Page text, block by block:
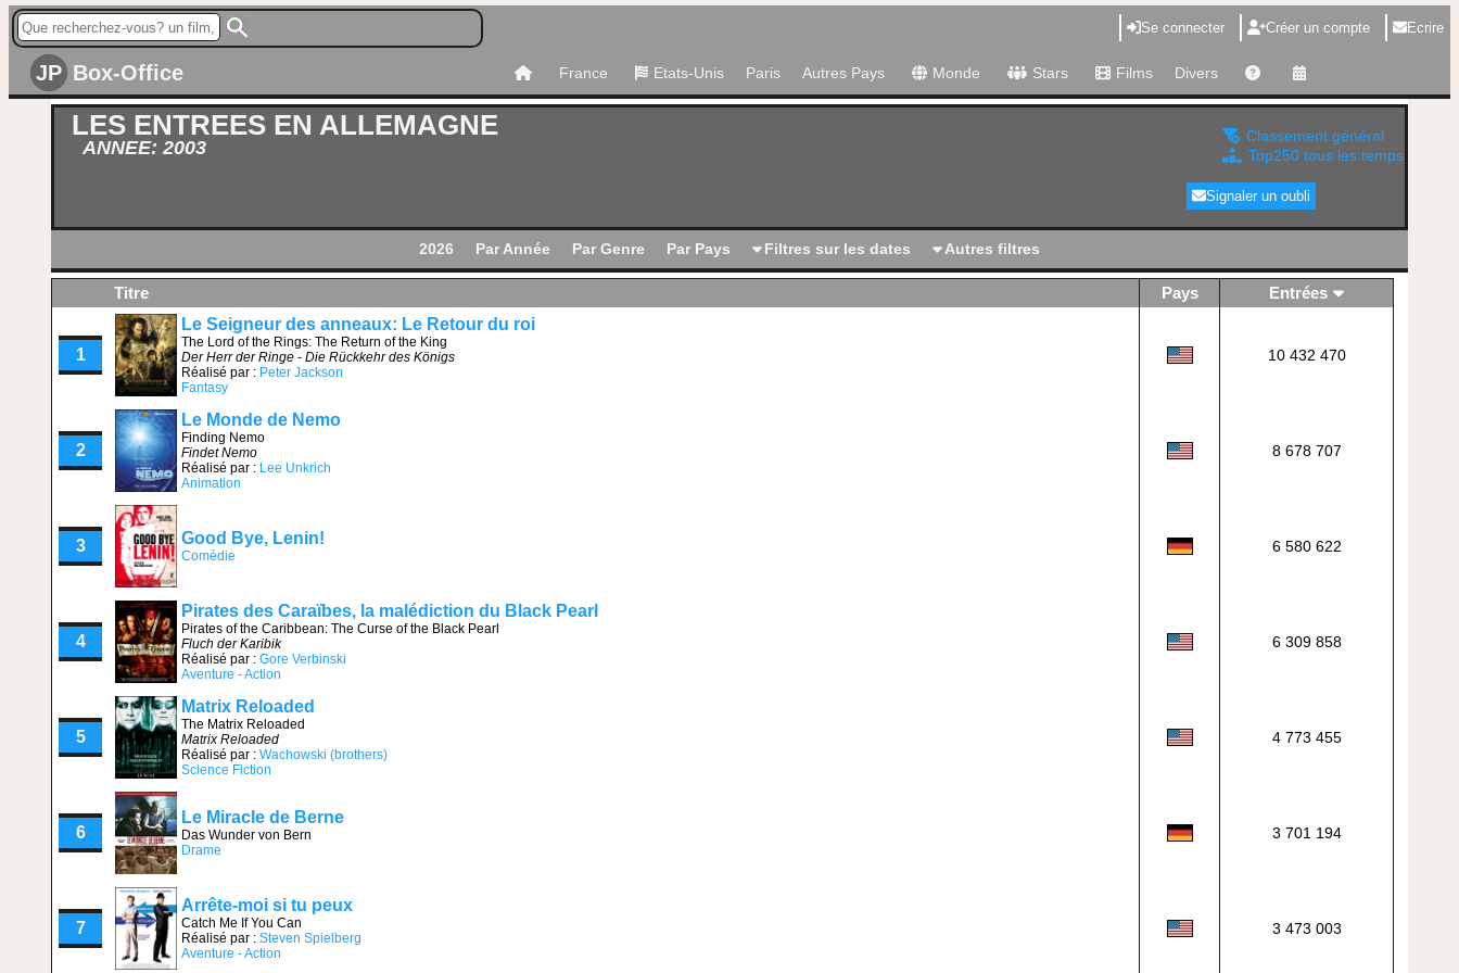
Se connecter Créer un compte Ecrire
JP Box-Office France Etats-Unis Paris Autres Pays Monde Stars Films Divers
LES ENTREES EN ALLEMAGNE
ANNEE: 2003
Classement général
Top250 tous les temps
Signaler un oubli
2026 Par Année Par Genre Par Pays Filtres sur les dates Autres filtres
Titre Pays Entrées
1
Le Seigneur des anneaux: Le Retour du roi
The Lord of the Rings: The Return of the King
Der Herr der Ringe - Die Rückkehr des Königs
Réalisé par : Peter Jackson
Fantasy
10 432 470
2
Le Monde de Nemo
Finding Nemo
Findet Nemo
Réalisé par : Lee Unkrich
Animation
8 678 707
3 Good Bye, Lenin!
Comédie
6 580 622
4
Pirates des Caraïbes, la malédiction du Black Pearl
Pirates of the Caribbean: The Curse of the Black Pearl
Fluch der Karibik
Réalisé par : Gore Verbinski
Aventure - Action
6 309 858
5
Matrix Reloaded
The Matrix Reloaded
Matrix Reloaded
Réalisé par : Wachowski (brothers)
Science Fiction
4 773 455
6
Le Miracle de Berne
Das Wunder von Bern
Drame
3 701 194
7
Arrête-moi si tu peux
Catch Me If You Can
Réalisé par : Steven Spielberg
Aventure - Action
3 473 003